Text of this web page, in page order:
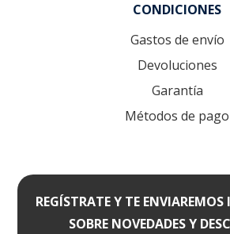
CONDICIONES
Gastos de envío
Devoluciones
Garantía
Métodos de pago
REGÍSTRATE Y TE
SOBRE NOVEDADES Y